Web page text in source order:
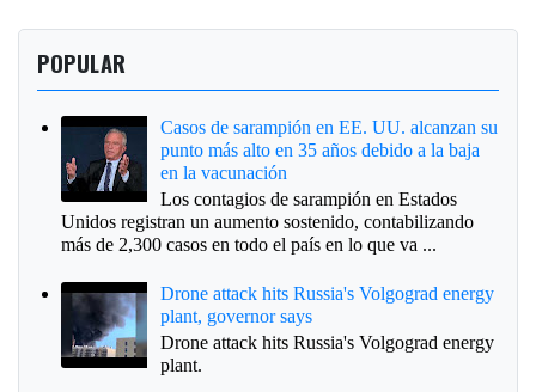
POPULAR
Casos de sarampión en EE. UU. alcanzan su
punto más alto en 35 años debido a la baja
en la vacunación
Los contagios de sarampión en Estados
Unidos registran un aumento sostenido, contabilizando
más de 2,300 casos en todo el país en lo que va ...
Drone attack hits Russia's Volgograd energy
plant, governor says
Drone attack hits Russia's Volgograd energy
plant.